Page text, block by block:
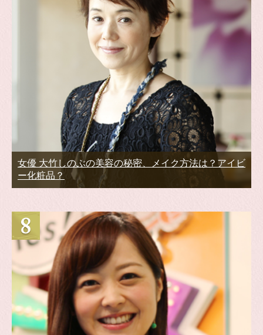
女優 大竹しのぶの美容の秘密、メイク方法は？アイビ
ー化粧品？